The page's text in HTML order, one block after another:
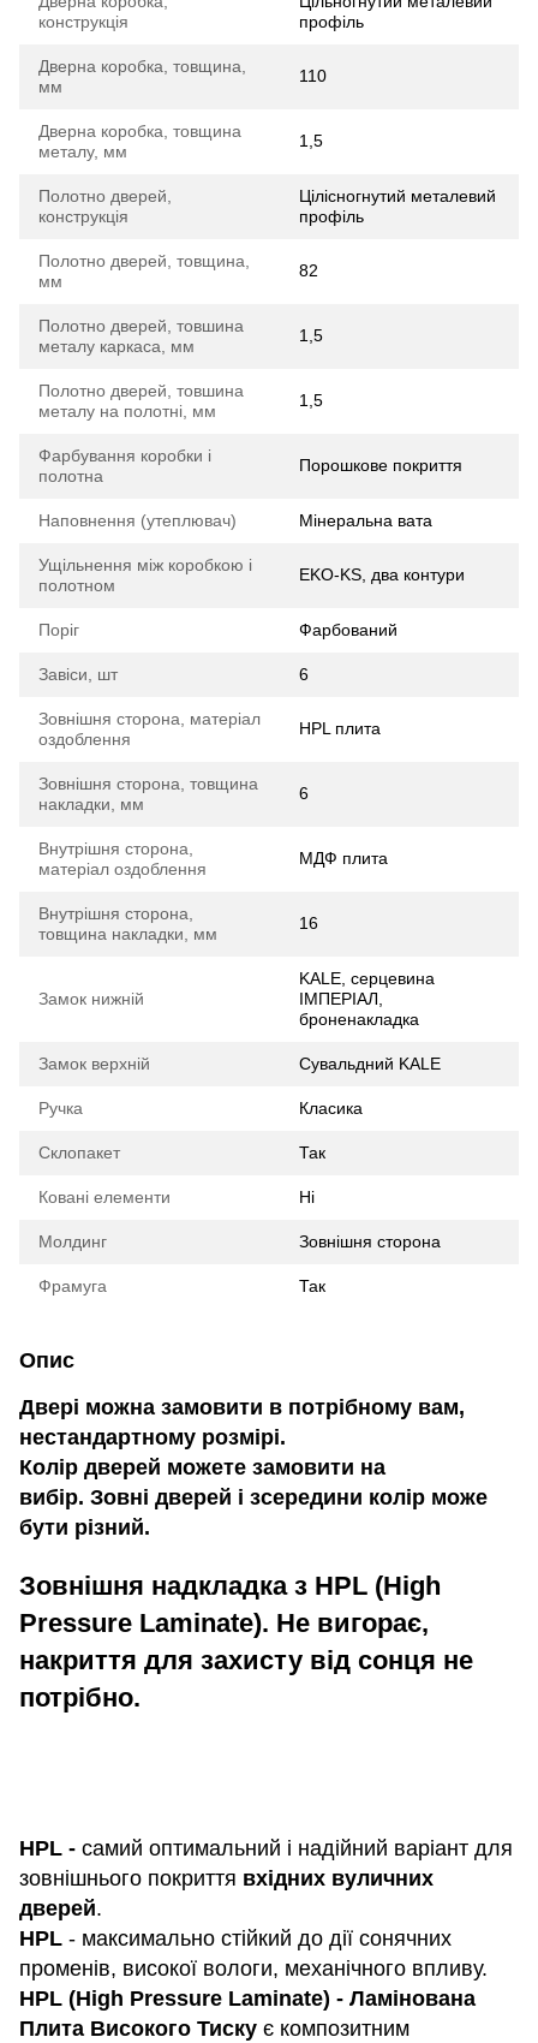
конструкція
профіль
Дверна коробка, товщина,
мм
110
Дверна коробка, товщина
металу, мм
1,5
Полотно дверей,
конструкція
Цілісногнутий металевий
профіль
Полотно дверей, товщина,
мм
82
Полотно дверей, товшина
металу каркаса, мм
1,5
Полотно дверей, товшина
металу на полотні, мм
1,5
Фарбування коробки і
полотна
Порошкове покриття
Наповнення (утеплювач) Мінеральна вата
Ущільнення між коробкою і
полотном
EKO-KS, два контури
Поріг Фарбований
Завіси, шт 6
Зовнішня сторона, матеріал
оздоблення
HPL плита
Зовнішня сторона, товщина
накладки, мм
6
Внутрішня сторона,
матеріал оздоблення
МДФ плита
Внутрішня сторона,
товщина накладки, мм
16
Замок нижній
KALE, серцевина
ІМПЕРІАЛ,
броненакладка
Замок верхній Сувальдний KALE
Ручка Класика
Склопакет Так
Ковані елементи Ні
Молдинг Зовнішня сторона
Фрамуга Так
Опис
Двері можна замовити в потрібному вам,
нестандартному розмірі.
Колір дверей можете замовити на
вибір. Зовні дверей і зсередини колір може
бути різний.
Зовнішня надкладка з HPL (High
Pressure Laminate). Не вигорає,
накриття для захисту від сонця не
потрібно.
HPL - самий оптимальний і надійний варіант для
зовнішнього покриття вхідних вуличних
дверей.
HPL - максимально стійкий до дії сонячних
променів, високої вологи, механічного впливу.
HPL (High Pressure Laminate) - Ламінована
Плита Високого Тиску є композитним